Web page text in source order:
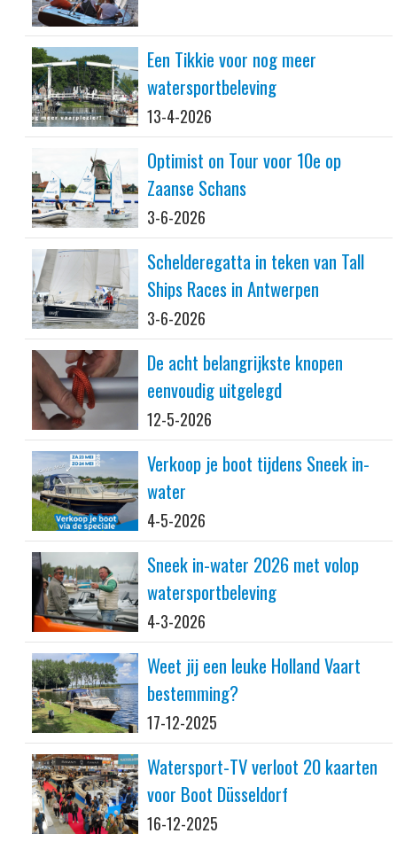
Een Tikkie voor nog meer
watersportbeleving
13-4-2026
Optimist on Tour voor 10e op
Zaanse Schans
3-6-2026
Schelderegatta in teken van Tall
Ships Races in Antwerpen
3-6-2026
De acht belangrijkste knopen
eenvoudig uitgelegd
12-5-2026
Verkoop je boot tijdens Sneek in-
water
4-5-2026
Sneek in-water 2026 met volop
watersportbeleving
4-3-2026
Weet jij een leuke Holland Vaart
bestemming?
17-12-2025
Watersport-TV verloot 20 kaarten
voor Boot Düsseldorf
16-12-2025